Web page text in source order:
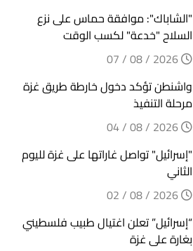
"الشاباك": موافقة حماس على نزع
السلاح "خدعة" لكسب الوقت
واشنطن تؤكد دخول خارطة طريق غزة
مرحلة التنفيذ
"إسرائيل" تواصل غاراتها على غزة لليوم
الثاني
“إسرائيل” تعلن اغتيال طبيب فلسطيني
بغارة على غزة